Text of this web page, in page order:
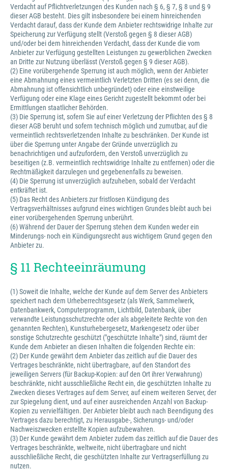
Verdacht auf Pflichtverletzungen des Kunden nach § 6, § 7, § 8 und § 9
dieser AGB besteht. Dies gilt insbesondere bei einem hinreichenden
Verdacht darauf, dass der Kunde dem Anbieter rechtswidrige Inhalte zur
Speicherung zur Verfügung stellt (Verstoß gegen § 8 dieser AGB)
und/oder bei dem hinreichenden Verdacht, dass der Kunde die vom
Anbieter zur Verfügung gestellten Leistungen zu gewerblichen Zwecken
an Dritte zur Nutzung überlässt (Verstoß gegen § 9 dieser AGB).
(2) Eine vorübergehende Sperrung ist auch möglich, wenn der Anbieter
eine Abmahnung eines vermeintlich Verletzten Dritten (es sei denn, die
Abmahnung ist offensichtlich unbegründet) oder eine einstweilige
Verfügung oder eine Klage eines Gericht zugestellt bekommt oder bei
Ermittlungen staatlicher Behörden.
(3) Die Sperrung ist, sofern Sie auf einer Verletzung der Pflichten des § 8
dieser AGB beruht und sofern technisch möglich und zumutbar, auf die
vermeintlich rechtsverletzenden Inhalte zu beschränken. Der Kunde ist
über die Sperrung unter Angabe der Gründe unverzüglich zu
benachrichtigen und aufzufordern, den Verstoß unverzüglich zu
beseitigen (z.B. vermeintlich rechtswidrige Inhalte zu entfernen) oder die
Rechtmäßigkeit darzulegen und gegebenenfalls zu beweisen.
(4) Die Sperrung ist unverzüglich aufzuheben, sobald der Verdacht
entkräftet ist.
(5) Das Recht des Anbieters zur fristlosen Kündigung des
Vertragsverhältnisses aufgrund eines wichtigen Grundes bleibt auch bei
einer vorübergehenden Sperrung unberührt.
(6) Während der Dauer der Sperrung stehen dem Kunden weder ein
Minderungs- noch ein Kündigungsrecht aus wichtigem Grund gegen den
Anbieter zu.
§ 11 Rechteeinräumung
(1) Soweit die Inhalte, welche der Kunde auf dem Server des Anbieters
speichert nach dem Urheberrechtsgesetz (als Werk, Sammelwerk,
Datenbankwerk, Computerprogramm, Lichtbild, Datenbank, über
verwandte Leistungsschutzrechte oder als abgeleitete Rechte von den
genannten Rechten), Kunsturhebergesetz, Markengesetz oder über
sonstige Schutzrechte geschützt ("geschützte Inhalte") sind, räumt der
Kunde dem Anbieter an diesen Inhalten die folgenden Rechte ein:
(2) Der Kunde gewährt dem Anbieter das zeitlich auf die Dauer des
Vertrages beschränkte, nicht übertragbare, auf den Standort des
jeweiligen Servers (für Backup-Kopien: auf den Ort ihrer Verwahrung)
beschränkte, nicht ausschließliche Recht ein, die geschützten Inhalte zu
Zwecken dieses Vertrages auf dem Server, auf einem weiteren Server, der
zur Spiegelung dient, und auf einer ausreichenden Anzahl von Backup-
Kopien zu vervielfältigen. Der Anbieter bleibt auch nach Beendigung des
Vertrages dazu berechtigt, zu Herausgabe-, Sicherungs- und/oder
Nachweiszwecken erstellte Kopien aufzubewahren.
(3) Der Kunde gewährt dem Anbieter zudem das zeitlich auf die Dauer des
Vertrages beschränkte, weltweite, nicht übertragbare und nicht
ausschließliche Recht, die geschützten Inhalte zur Vertragserfüllung zu
nutzen.